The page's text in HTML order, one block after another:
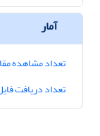
آمار
تعداد مشاهده
تعداد دریافت